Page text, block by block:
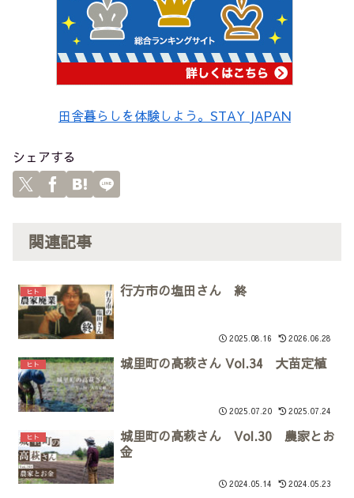
田舎暮らしを体験しよう。STAY JAPAN
シェアする
関連記事
ヒト 行方市の塩田さん 終
2025.08.16 2026.06.28
ヒト 城里町の高萩さん Vol.34 大苗定植
2025.07.20 2025.07.24
ヒト
城里町の高萩さん Vol.30 農家とお
金
2024.05.14 2024.05.23